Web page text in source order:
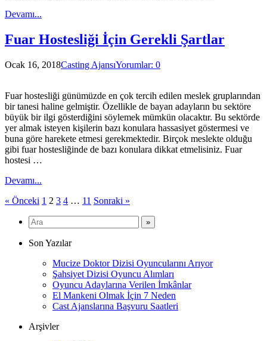
Devamı...
Fuar Hostesliği İçin Gerekli Şartlar
Ocak 16, 2018Casting AjansıYorumlar: 0
Fuar hostesliği günümüzde en çok tercih edilen meslek gruplarından
bir tanesi haline gelmiştir. Özellikle de bayan adayların bu sektöre
büyük bir ilgi gösterdiğini söylemek mümkün olacaktır. Bu sektörde
yer almak isteyen kişilerin bazı konulara hassasiyet göstermesi ve
buna göre harekete etmesi gerekmektedir. Birçok meslekte olduğu
gibi fuar hostesliğinde de bazı konulara dikkat etmelisiniz. Fuar
hostesi …
Devamı...
Yazı
sayfalaması
« Önceki 1 2 3 4 … 11 Sonraki »
Son Yazılar
Mucize Doktor Dizisi Oyuncularını Arıyor
Şahsiyet Dizisi Oyuncu Alımları
Oyuncu Adaylarına Verilen İmkânlar
El Mankeni Olmak İçin 7 Neden
Cast Ajanslarına Başvuru Saatleri
Arşivler